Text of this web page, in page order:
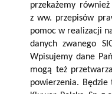
przekażemy
z ww. przepisów
pomoc w realizacji
danych zwanego
Wpisujemy dane
mogą też
powierzenia.